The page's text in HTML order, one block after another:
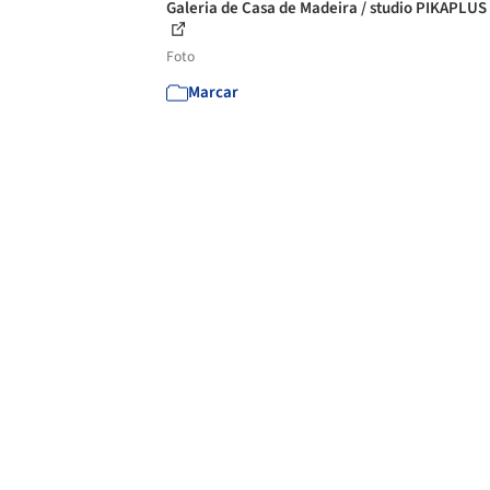
Galeria de Casa de Madeira / studio PIKAPLUS
Foto
Marcar